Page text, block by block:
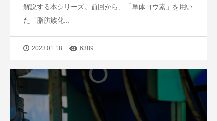
解説する本シリーズ。前回から、「単体ヨウ素」を用い
た「脂肪族化...
2023.01.18 6389